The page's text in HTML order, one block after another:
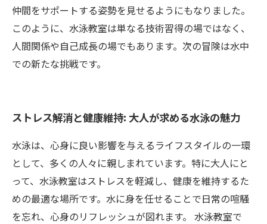
仲間をサポートする姿勢を見せるようにもなりました。
このように、水泳教室は単なる技術習得の場ではなく、
人間関係や自己成長の場でもあります。次の冒険は水中
での新たな挑戦です。
ストレス解消と健康維持: 大人が求める水泳の魅力
水泳は、心身に良い影響を与えるライフスタイルの一環
として、多くの人々に親しまれています。特に大人にと
って、水泳教室はストレスを軽減し、健康を維持するた
めの最適な場所です。水に身を任せることで日常の喧騒
を忘れ、心身のリフレッシュが図れます。 水泳教室で